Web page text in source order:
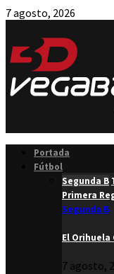
7 agosto, 2026
Portada
Fútbol
Segunda B
Primera
Segunda B
El Orihuela
7 agosto,